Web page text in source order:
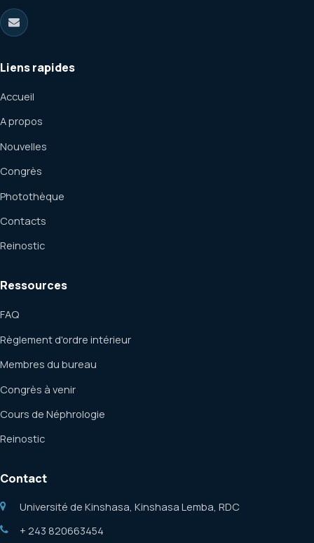
Liens rapides
Accueil
A propos
Nouvelles
Congrès
Photothèque
Contacts
Reinostic
Ressources
FAQ
Règlement d'ordre intérieur
Membres du bureau
Congrès à venir
Cours de Néphrologie
Reinostic
Contact
Université de Kinshasa, Kinshasa Lemba, RDC
+ 243 820663454